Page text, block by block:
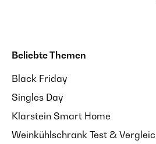
Beliebte Themen
Black Friday
Singles Day
Klarstein Smart Home
Weinkühlschrank Test &